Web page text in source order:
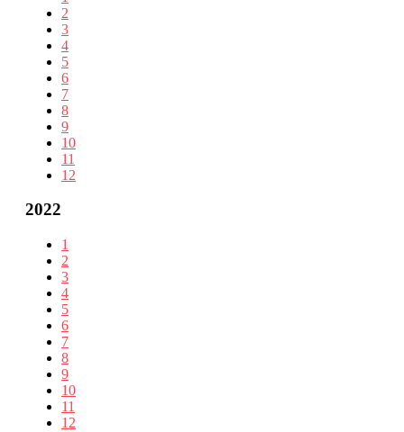
2
3
4
5
6
7
8
9
10
11
12
2022
1
2
3
4
5
6
7
8
9
10
11
12